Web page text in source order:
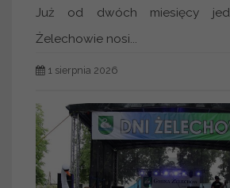
Już od dwóch miesięcy
Żelechowie nosi...
1 sierpnia 2026